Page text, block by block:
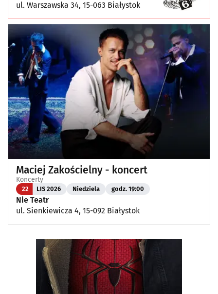
ul. Warszawska 34, 15-063 Białystok
Maciej Zakościelny - koncert
Koncerty
22 LIS 2026 Niedziela godz. 19:00
Nie Teatr
ul. Sienkiewicza 4, 15-092 Białystok